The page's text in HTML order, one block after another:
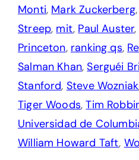
Monti, Mark Zuckerberg,
Streep, mit, Paul Auster,
Princeton, ranking qs,
Salman Khan,Serguéi
Stanford, Steve Wozniak
Tiger Woods,Tim
Universidad de
William Howard Taft,